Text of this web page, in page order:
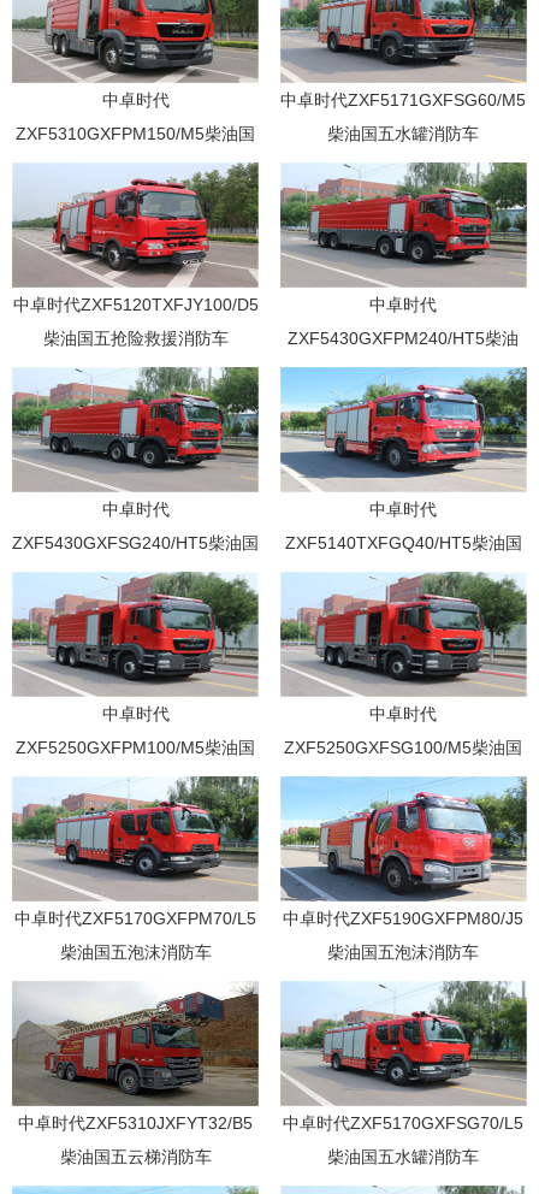
中卓时代
ZXF5310GXFPM150/M5柴油国
五泡沫消防车
中卓时代ZXF5171GXFSG60/M5
柴油国五水罐消防车
中卓时代ZXF5120TXFJY100/D5
柴油国五抢险救援消防车
中卓时代
ZXF5430GXFPM240/HT5柴油
国五泡沫消防车
中卓时代
ZXF5430GXFSG240/HT5柴油国
五水罐消防车
中卓时代
ZXF5140TXFGQ40/HT5柴油国
五供气消防车
中卓时代
ZXF5250GXFPM100/M5柴油国
五泡沫消防车
中卓时代
ZXF5250GXFSG100/M5柴油国
五水罐消防车
中卓时代ZXF5170GXFPM70/L5
柴油国五泡沫消防车
中卓时代ZXF5190GXFPM80/J5
柴油国五泡沫消防车
中卓时代ZXF5310JXFYT32/B5
柴油国五云梯消防车
中卓时代ZXF5170GXFSG70/L5
柴油国五水罐消防车